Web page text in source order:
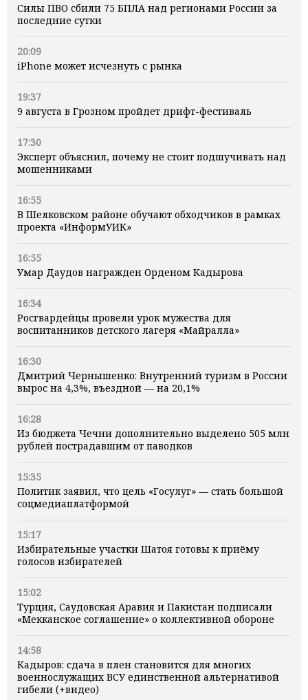
Силы ПВО сбили 75 БПЛА над регионами России за
последние сутки
20:09
iPhone может исчезнуть с рынка
19:37
9 августа в Грозном пройдет дрифт-фестиваль
17:30
Эксперт объяснил, почему не стоит подшучивать над
мошенниками
16:55
В Шелковском районе обучают обходчиков в рамках
проекта «ИнформУИК»
16:55
Умар Даудов награжден Орденом Кадырова
16:34
Росгвардейцы провели урок мужества для
воспитанников детского лагеря «Майралла»
16:30
Дмитрий Чернышенко: Внутренний туризм в России
вырос на 4,3%, въездной — на 20,1%
16:28
Из бюджета Чечни дополнительно выделено 505 млн
рублей пострадавшим от паводков
15:35
Политик заявил, что цель «Госулуг» — стать большой
соцмедиаплатформой
15:17
Избирательные участки Шатоя готовы к приёму
голосов избирателей
15:02
Турция, Саудовская Аравия и Пакистан подписали
«Мекканское соглашение» о коллективной обороне
14:58
Кадыров: сдача в плен становится для многих
военнослужащих ВСУ единственной альтернативой
гибели (+видео)